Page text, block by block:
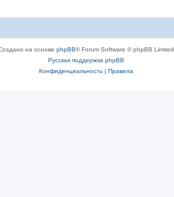
на основе phpBB® Forum Software © phpBB Limited
Русская поддержка phpBB
Конфиденциальность| Правила